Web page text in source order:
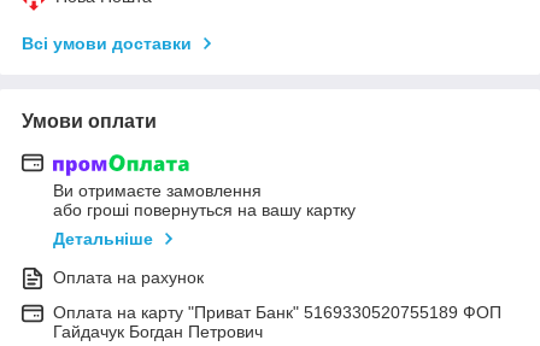
Всі умови доставки
Умови оплати
Ви отримаєте замовлення
або гроші повернуться на вашу картку
Детальніше
Оплата на рахунок
Оплата на карту "Приват Банк" 5169330520755189 ФОП
Гайдачук Богдан Петрович